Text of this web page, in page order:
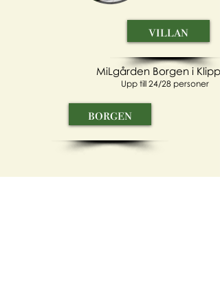
villan
MiLgården Borgen i
Upp till 24/28 personer
borgen